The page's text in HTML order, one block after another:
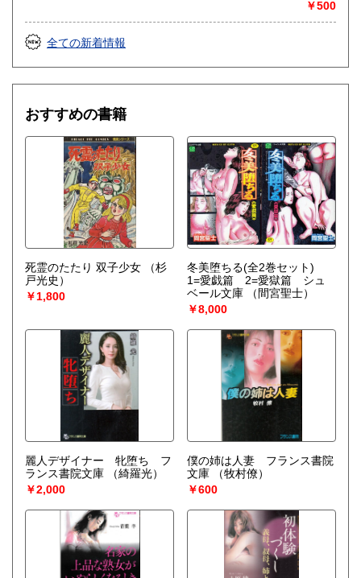
￥500
全ての新着情報
おすすめの書籍
死霊のたたり 双子少女
（杉
戸光史）
￥1,800
冬美堕ちる(全2巻セット)
1=愛戯篇 2=愛獄篇 シュ
ベール文庫
（間宮聖士）
￥8,000
麗人デザイナー 牝堕ち フ
ランス書院文庫
（綺羅光）
￥2,000
僕の姉は人妻 フランス書院
文庫
（牧村僚）
￥600